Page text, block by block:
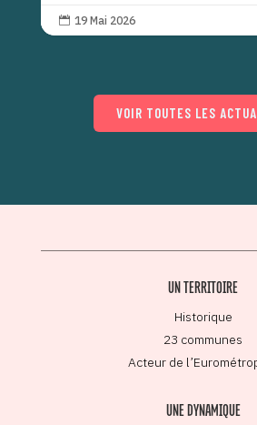
 19 Mai 2026
VOIR TOUTES LES
UN TERRITOIRE
Historique
23 communes
Acteur de
UNE DYNAMIQUE